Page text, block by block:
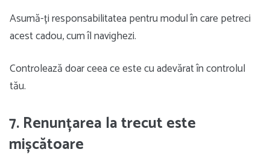
Asumă-ți responsabilitatea pentru modul în care petreci
acest cadou, cum îl navighezi.
Controlează doar ceea ce este cu adevărat în controlul
tău.
7. Renunțarea la trecut este
mișcătoare